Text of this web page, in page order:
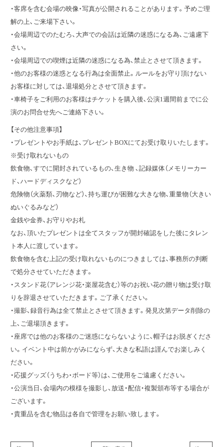
・客席を含む会場の映像・写真が公開されることがあります。予めご理
解の上、ご来場下さい。
・会場周辺でのたむろ、大声での会話は近隣の迷惑になる為、ご遠慮下
さい。
・会場周辺での喫煙は近隣の迷惑になる為、禁止とさせて頂きます。
・他のお客様の迷惑となる行為は全面禁止。ルールをお守り頂けない
お客様に対しては、退場処分とさせて頂きます。
・車椅子をご利用のお客様はチケットを購入後、公演1週間前までに公
演のお問合せ先へご連絡下さい。
【その他注意事項】
・プレゼントやお手紙は、プレゼントBOXにてお受け取りいたします。
※受け取れないもの
飲食物、すでに開封されているもの、生き物 、記録媒体（メモリーカー
ド、ハードディスクなど）
危険物（火薬類、刃物など）、持ち運びが困難な大きな物、重量物（大きい
ぬいぐるみなど）
金銭や金券、お守りやお札
なお、頂いたプレゼントは全てスタッフが開封確認をした後にタレン
ト本人に渡しています。
飲食物を含む上記の受け取れないものにつきましては、事務所の判断
で処分させていただきます。
・スタンド花（アレンジ花・楽屋花含む）等のお祝い花の贈り物は受け取
りを辞退させていただきます。ご了承ください。
・撮影、録音行為は全て禁止とさせて頂きます。発見次第データ削除の
上、ご退場頂きます。
・座席では他のお客様のご迷惑にならないように、帽子はお脱ぎくださ
い。イベント中は前かがみにならず、大きな私語は謹んでお楽しみく
ださい。
・応援グッズ（うちわ・ボード等）は、ご使用をご遠慮ください。
・公演当日、会場内の模様を撮影し、放送・配信・複製頒布等する場合が
ございます。
・貴重品を含む物品は各自で管理をお願い致します。